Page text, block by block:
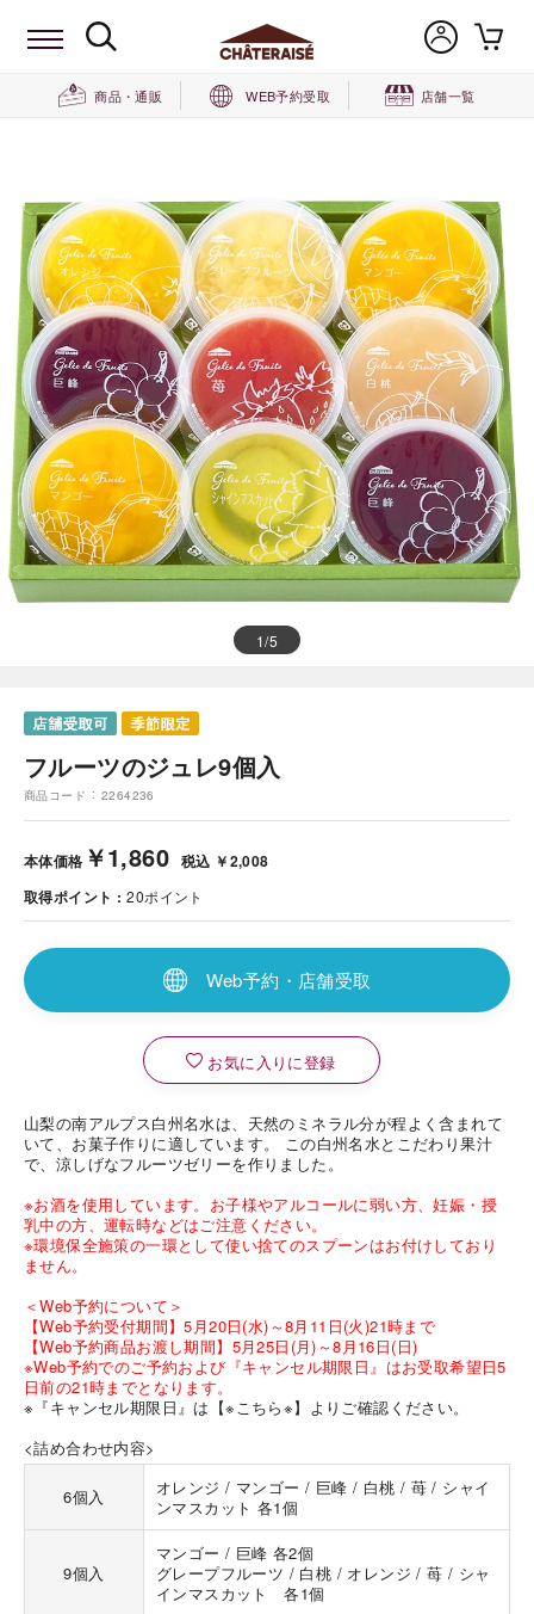
商品・通販 WEB予約受取 店舗一覧
1/5
フルーツのジュレ9個入
商品コード 2264236
本体価格 ￥1,860 税込 ￥2,008
取得ポイント
20ポイント
Web予約・店舗受取
お気に入りに登録
山梨の南アルプス白州名水は、天然のミネラル分が程よく含まれて
いて、お菓子作りに適しています。 この白州名水とこだわり果汁
で、涼しげなフルーツゼリーを作りました。
※お酒を使用しています。お子様やアルコールに弱い方、妊娠・授
乳中の方、運転時などはご注意ください。
※環境保全施策の一環として使い捨てのスプーンはお付けしており
ません。
＜Web予約について＞
【Web予約受付期間】5月20日(水)～8月11日(火)21時まで
【Web予約商品お渡し期間】5月25日(月)～8月16日(日)
※Web予約でのご予約および『キャンセル期限日』はお受取希望日5
日前の21時までとなります。
※『キャンセル期限日』は 【※こちら※】 よりご確認ください。
<詰め合わせ内容>
6個入
オレンジ / マンゴー / 巨峰 / 白桃 / 苺 / シャイ
ンマスカット 各1個
9個入
マンゴー / 巨峰 各2個
グレープフルーツ / 白桃 / オレンジ / 苺 / シャ
インマスカット 各1個